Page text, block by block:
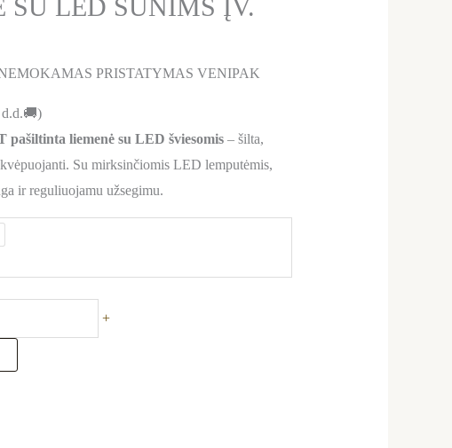
SU LED ŠUNIMS ĮV.
PRISTATYMAS VENIPAK
pašiltinta liemenė su LED šviesomis – šilta,
Su mirksinčiomis LED lemputėmis,
ir reguliuojamu užsegimu.
+